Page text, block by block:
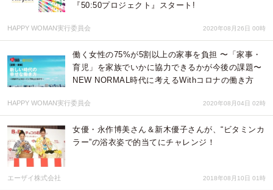
『50:50プロジェクト』スタート!
HAPPY WOMAN実行委員会 2020年08月26日 00時
働く女性の75%が5割以上の家事を負担 〜「家事・
育児」を家族でいかに協力できるかが今後の課題〜
NEW NORMAL時代に考えるWithコロナの働き方
HAPPY WOMAN実行委員会 2020年08月04日 02時
女優・永作博美さん＆新木優子さんが、“ビタミンカ
ラー”の浴衣姿で的当てにチャレンジ！
エーザイ株式会社 2018年08月10日 01時